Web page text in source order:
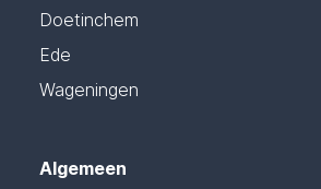
Doetinchem
Ede
Wageningen
Algemeen